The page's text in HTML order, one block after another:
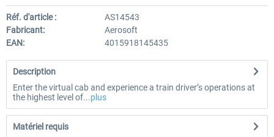
Réf. d'article :
AS14543
Fabricant:
Aerosoft
EAN:
4015918145435
Description
Enter the virtual cab and experience a train driver’s operations at
the highest level of...plus
Matériel requis